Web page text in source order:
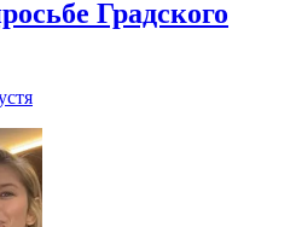
Градского